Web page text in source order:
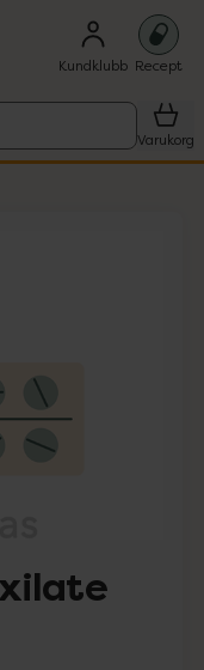
Kundklubb Recept
Varukorg